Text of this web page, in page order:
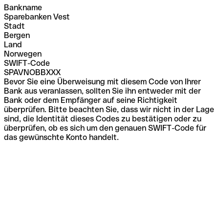
Bankname
Sparebanken Vest
Stadt
Bergen
Land
Norwegen
SWIFT-Code
SPAVNOBBXXX
Bevor Sie eine Überweisung mit diesem Code von Ihrer
Bank aus veranlassen, sollten Sie ihn entweder mit der
Bank oder dem Empfänger auf seine Richtigkeit
überprüfen. Bitte beachten Sie, dass wir nicht in der Lage
sind, die Identität dieses Codes zu bestätigen oder zu
überprüfen, ob es sich um den genauen SWIFT-Code für
das gewünschte Konto handelt.